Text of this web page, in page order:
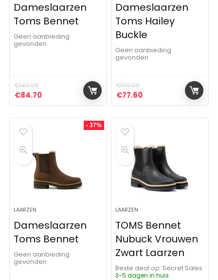
Dameslaarzen
Toms Bennet
Geen aanbieding
gevonden
€140.00
Oorspronkelijke prijs was: €140.00.
€84.70Huidige prijs is: €84.70.
Dameslaarzen
Toms Hailey
Buckle
Geen aanbieding
gevonden
€170.00
Oorspronkelijke prijs was:
€77.60Huidige prijs is:
- 37%
LAARZEN
Dameslaarzen
Toms Bennet
Geen aanbieding
gevonden
LAARZEN
TOMS Bennet
Nubuck Vrouwen
Zwart Laarzen
Beste deal op:
Secret Sales
3-5 dagen in huis